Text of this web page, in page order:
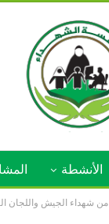
الأنشطة
شهداء الجيش واللجان